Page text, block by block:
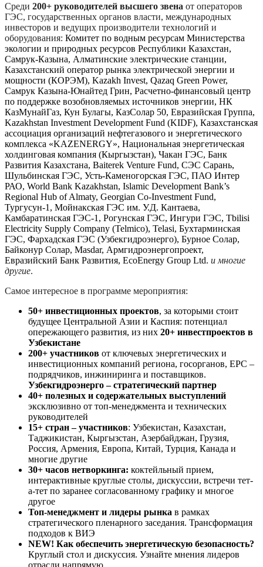
Среди 200+ руководителей высшего звена от операторов
ГЭС, государственных органов власти, международных
инвесторов и ведущих производители технологий и
оборудования: Комитет по водным ресурсам Министерства
экологии и природных ресурсов Республики Казахстан,
Самрук-Казына, Алматинские электрические станции,
Казахстанский оператор рынка электрической энергии и
мощности (КОРЭМ), Kazakh Invest, Qazaq Green Power,
Самрук Казына-Юнайтед Грин, Расчетно-финансовый центр
по поддержке возобновляемых источников энергии, НК
КазМунайГаз, Кун Булагы, КазСолар 50, Евразийская Группа,
Kazakhstan Investment Development Fund (KIDF), Казахстанская
ассоциация организаций нефтегазового и энергетического
комплекса «KAZENERGY», Национальная энергетическая
холдинговая компания (Кыргызстан), Чакан ГЭС, Банк
Развития Казахстана, Baiterek Venture Fund, СЭС Сарань,
Шульбинская ГЭС, Усть-Каменогорская ГЭС, ПАО Интер
РАО, World Bank Kazakhstan, Islamic Development Bank’s
Regional Hub of Almaty, Georgian Co-Investment Fund,
Тургусун-1, Мойнакская ГЭС им. У.Д. Кантаева,
Камбаратинская ГЭС-1, Рогунская ГЭС, Ингури ГЭС, Tbilisi
Electricity Supply Company (Telmico), Telasi, Бухтарминская
ГЭС, Фархадская ГЭС (Узбекгидроэнерго), Бурное Солар,
Байконур Солар, Masdar, Армгидроэнергопроект,
Евразийский Банк Развития, EcoEnergy Group Ltd. и многие
другие.
Самое интересное в программе мероприятия:
50+ инвестиционных проектов, за которыми стоит
будущее Центральной Азии и Каспия: потенциал
опережающего развития, из них 20+ инвестпроектов в
Узбекистане
200+ участников от ключевых энергетических и
инвестиционных компаний региона, госорганов, EPC –
подрядчиков, инжиниринга и поставщиков.
Узбекгидроэнерго – стратегический партнер
40+ полезных и содержательных выступлений
эксклюзивно от топ-менеджмента и технических
руководителей
15+ стран – участников: Узбекистан, Казахстан,
Таджикистан, Кыргызстан, Азербайджан, Грузия,
Россия, Армения, Европа, Китай, Турция, Канада и
многие другие
30+ часов нетворкинга: коктейльный прием,
интерактивные круглые столы, дискуссии, встречи тет-
а-тет по заранее согласованному графику и многое
другое
Топ-менеджмент и лидеры рынка в рамках
стратегического пленарного заседания. Трансформация
подходов к ВИЭ
NEW! Как обеспечить энергетическую безопасность?
Круглый стол и дискуссия. Узнайте мнения лидеров
отрасли напрямую